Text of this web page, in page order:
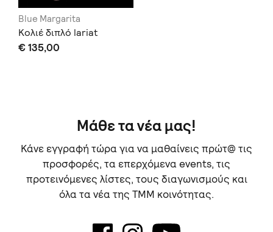
Blue Margarita
Κολιέ διπλό lariat
€ 135,00
Μάθε τα νέα μας!
Κάνε εγγραφή τώρα για να μαθαίνεις πρώτ@ τις
προσφορές, τα επερχόμενα events, τις
προτεινόμενες λίστες, τους διαγωνισμούς και
όλα τα νέα της TMM κοινότητας.